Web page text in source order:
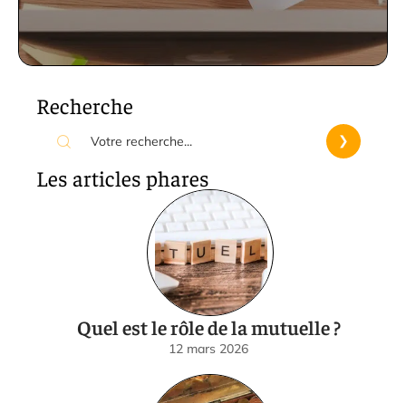
Recherche
Les articles phares
Quel est le rôle de la mutuelle ?
12 mars 2026